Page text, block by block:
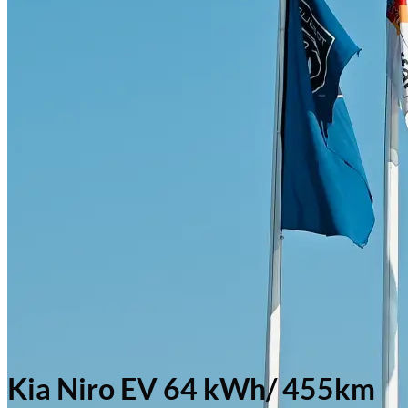
Kia Niro EV 64 kWh/ 455km